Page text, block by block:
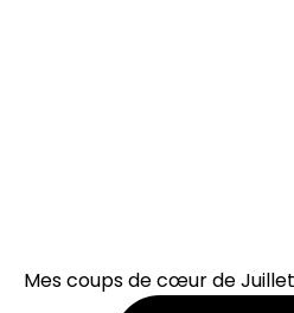
Mes coups de cœur de